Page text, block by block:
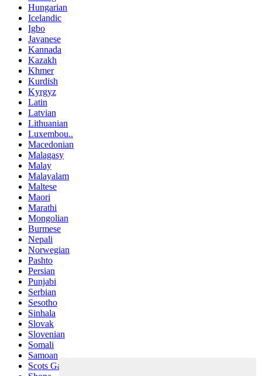
Hungarian
Icelandic
Igbo
Javanese
Kannada
Kazakh
Khmer
Kurdish
Kyrgyz
Latin
Latvian
Lithuanian
Luxembou..
Macedonian
Malagasy
Malay
Malayalam
Maltese
Maori
Marathi
Mongolian
Burmese
Nepali
Norwegian
Pashto
Persian
Punjabi
Serbian
Sesotho
Sinhala
Slovak
Slovenian
Somali
Samoan
Scots Gaelic